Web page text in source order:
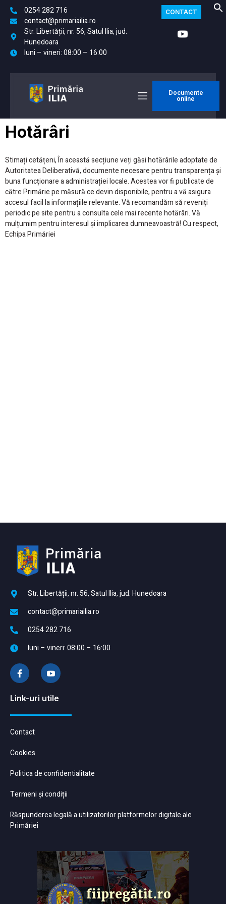
0254 282 716
contact@primariailia.ro
Str. Libertății, nr. 56, Satul Ilia, jud.
Hunedoara
luni – vineri: 08:00 – 16:00
CONTACT
Documente
online
Hotărâri
Stimați cetățeni, În această secțiune veți găsi hotărârile adoptate de
Autoritatea Deliberativă, documente necesare pentru transparența și
buna funcționare a administrației locale. Acestea vor fi publicate de
către Primărie pe măsură ce devin disponibile, pentru a vă asigura
accesul facil la informațiile relevante. Vă recomandăm să reveniți
periodic pe site pentru a consulta cele mai recente hotărâri. Vă
mulțumim pentru interesul și implicarea dumneavoastră! Cu respect,
Echipa Primăriei
Str. Libertății, nr. 56, Satul Ilia, jud. Hunedoara
contact@primariailia.ro
0254 282 716
luni – vineri: 08:00 – 16:00
Link-uri utile
Contact
Cookies
Politica de confidentialitate
Termeni și condiții
Răspunderea legală a utilizatorilor platformelor digitale ale
Primăriei